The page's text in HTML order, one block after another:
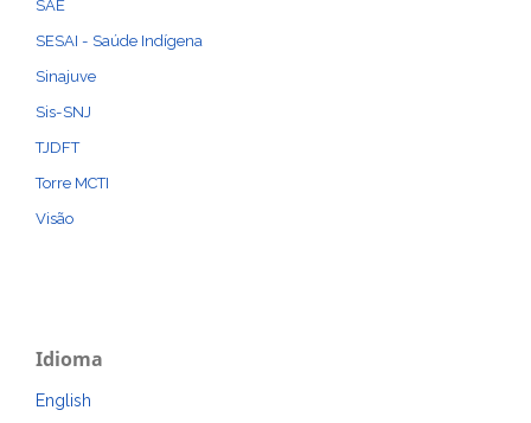
SAE
SESAI - Saúde Indígena
Sinajuve
Sis-SNJ
TJDFT
Torre MCTI
Visão
Idioma
English